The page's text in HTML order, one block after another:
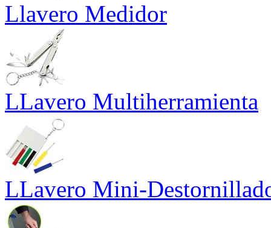
Llavero Medidor
LLavero Multiherramienta
LLavero Mini-